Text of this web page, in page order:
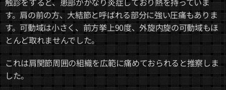
す。肩の前の方、大結節と呼ばれる部分に強い圧痛もありま
す。可動域は小さく、前方挙上90度、外旋内旋の可動域もほ
とんど取れませんでした。
これは肩関節周囲の組織を広範に痛めておられると推察しま
した。